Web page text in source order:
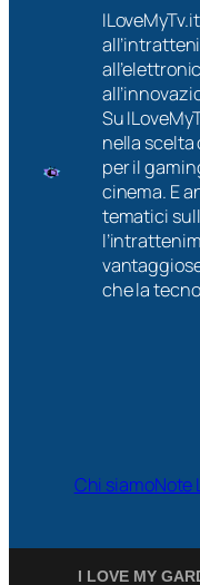
Su
nella scelta
per il
cinema. E
tematici
che la
Chi siamoNote
I LOVE MY